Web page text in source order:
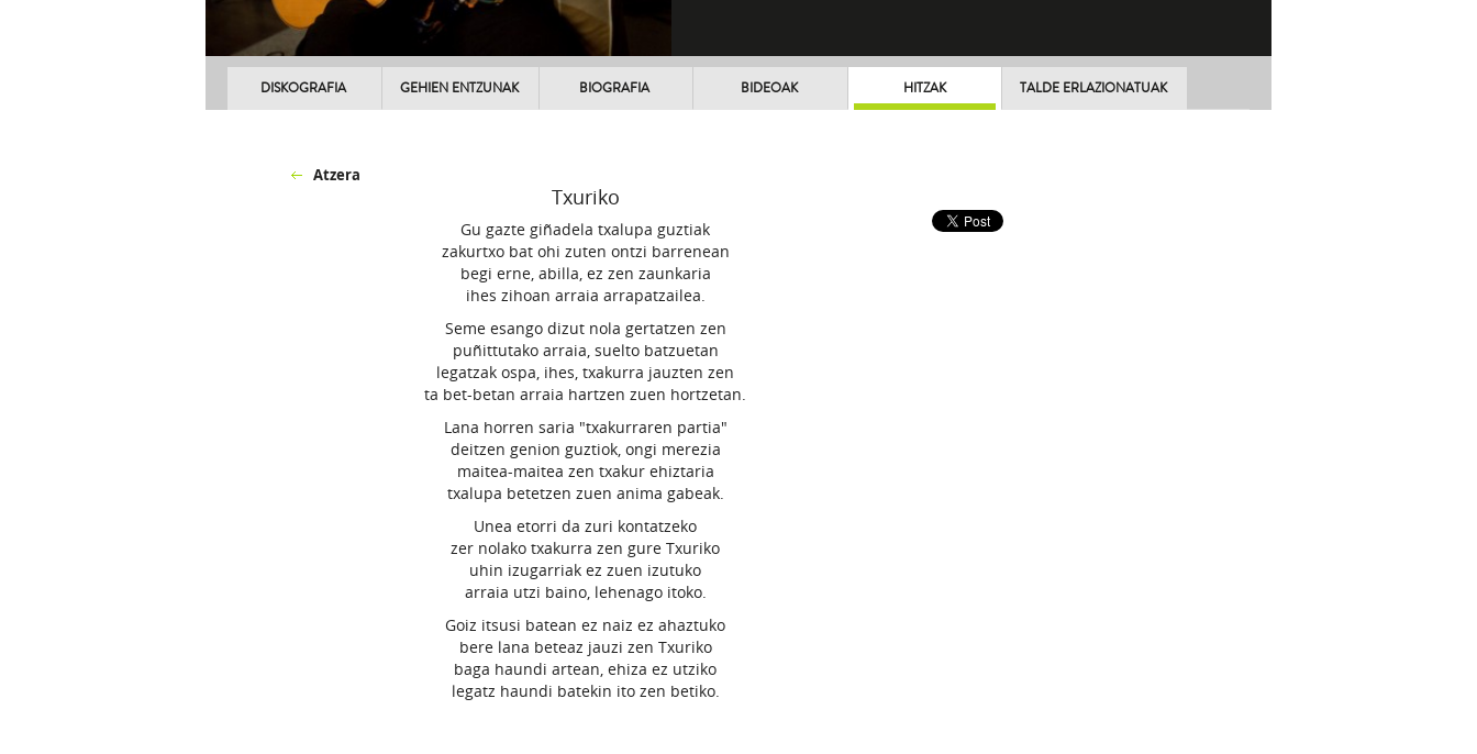
DISKOGRAFIA GEHIEN ENTZUNAK BIOGRAFIA BIDEOAK HITZAK TALDE ERLAZIONATUAK
Atzera
Txuriko
Gu gazte giñadela txalupa guztiak
zakurtxo bat ohi zuten ontzi barrenean
begi erne, abilla, ez zen zaunkaria
ihes zihoan arraia arrapatzailea.
Seme esango dizut nola gertatzen zen
puñittutako arraia, suelto batzuetan
legatzak ospa, ihes, txakurra jauzten zen
ta bet-betan arraia hartzen zuen hortzetan.
Lana horren saria "txakurraren partia"
deitzen genion guztiok, ongi merezia
maitea-maitea zen txakur ehiztaria
txalupa betetzen zuen anima gabeak.
Unea etorri da zuri kontatzeko
zer nolako txakurra zen gure Txuriko
uhin izugarriak ez zuen izutuko
arraia utzi baino, lehenago itoko.
Goiz itsusi batean ez naiz ez ahaztuko
bere lana beteaz jauzi zen Txuriko
baga haundi artean, ehiza ez utziko
legatz haundi batekin ito zen betiko.